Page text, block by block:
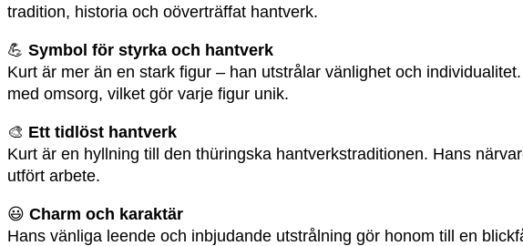
tradition, historia och oöverträffat hantverk.
💪 Symbol för styrka och hantverk
Kurt är mer än en stark figur – han utstrålar vänlighet och
med omsorg, vilket gör varje figur unik.
🎨 Ett tidlöst hantverk
Kurt är en hyllning till den thüringska hantverkstraditionen. Hans
utfört arbete.
😃 Charm och karaktär
Hans vänliga leende och inbjudande utstrålning gör honom till en